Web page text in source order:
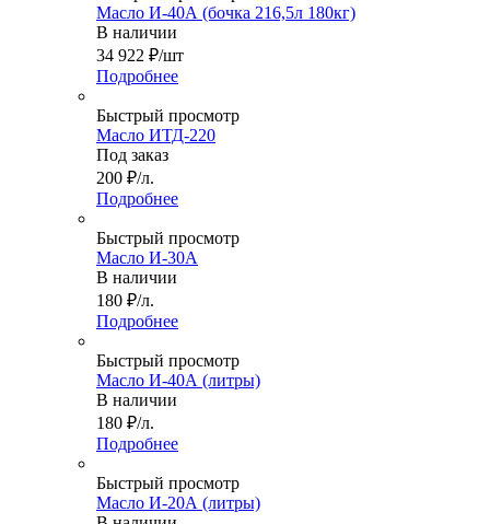
Масло И-40А (бочка 216,5л 180кг)
В наличии
34 922 ₽/шт
Подробнее
Быстрый просмотр
Масло ИТД-220
Под заказ
200 ₽/л.
Подробнее
Быстрый просмотр
Масло И-30А
В наличии
180 ₽/л.
Подробнее
Быстрый просмотр
Масло И-40А (литры)
В наличии
180 ₽/л.
Подробнее
Быстрый просмотр
Масло И-20А (литры)